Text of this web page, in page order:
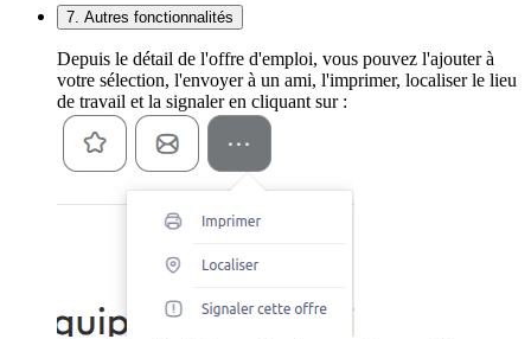
7. Autres fonctionnalités
Depuis le détail de l'offre d'emploi, vous pouvez l'ajouter à
votre sélection, l'envoyer à un ami, l'imprimer, localiser le lieu
de travail et la signaler en cliquant sur :